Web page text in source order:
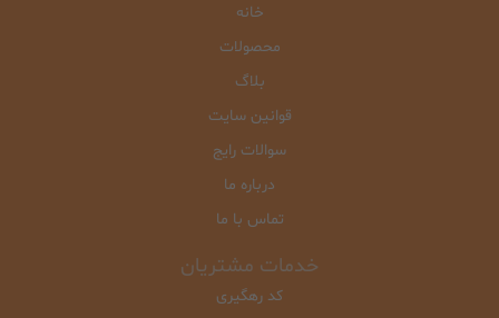
خانه
محصولات
بلاگ
قوانین سایت
سوالات رایج
درباره ما
تماس با ما
خدمات مشتریان
کد رهگیری